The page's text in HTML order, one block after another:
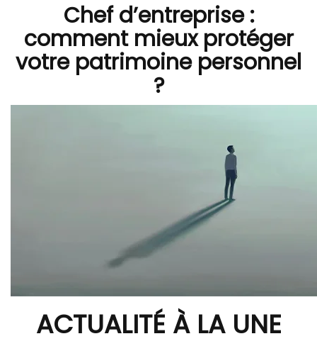
Chef d’entreprise :
comment mieux protéger
votre patrimoine personnel
?
ACTUALITÉ À LA UNE